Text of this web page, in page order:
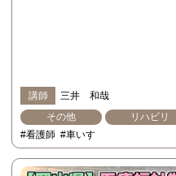
講師
三井 和哉
その他
リハビリ
#看護師 #車いす